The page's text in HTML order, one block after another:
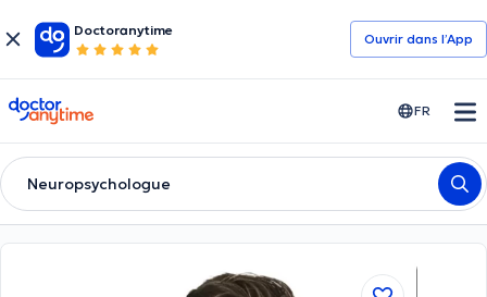
Doctoranytime
Ouvrir dans l’App
doctoranytime FR
Neuropsychologue